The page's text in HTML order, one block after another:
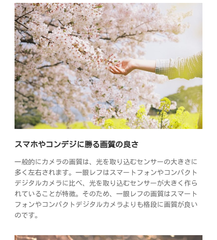
スマホやコンデジに勝る画質の良さ
一般的にカメラの画質は、光を取り込むセンサーの大きさに
多く左右されます。一眼レフはスマートフォンやコンパクト
デジタルカメラに比べ、光を取り込むセンサーが大きく作ら
れていることが特徴。そのため、一眼レフの画質はスマート
フォンやコンパクトデジタルカメラよりも格段に画質が良い
のです。